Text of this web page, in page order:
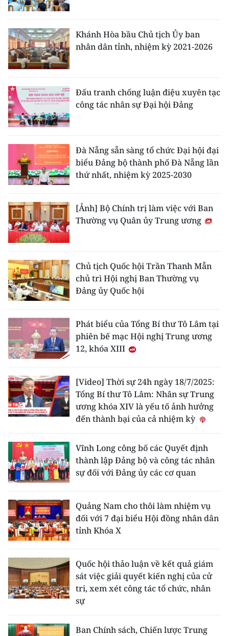
CÁC CHUYÊN TRANG
THỜI NAY
NHÂN DÂN CUỐI TUẦN
NHÂN DÂN HẰNG THÁNG
MUA BÁO
ĐỌC BÁO IN
ENGLISH
中文
FRANÇAIS
ESPAÑOL
한국어
Khánh Hòa bầu Chủ tịch Ủy ban
nhân dân tỉnh, nhiệm kỳ 2021-2026
Đấu tranh chống luận điệu xuyên tạc
công tác nhân sự Đại hội Đảng
Đà Nẵng sẵn sàng tổ chức Đại hội đại
biểu Đảng bộ thành phố Đà Nẵng lần
thứ nhất, nhiệm kỳ 2025-2030
[Ảnh] Bộ Chính trị làm việc với Ban
Thường vụ Quân ủy Trung ương
Chủ tịch Quốc hội Trần Thanh Mẫn
chủ trì Hội nghị Ban Thường vụ
Đảng ủy Quốc hội
Phát biểu của Tổng Bí thư Tô Lâm tại
phiên bế mạc Hội nghị Trung ương
12, khóa XIII
[Video] Thời sự 24h ngày 18/7/2025:
Tổng Bí thư Tô Lâm: Nhân sự Trung
ương khóa XIV là yếu tố ảnh hưởng
đến thành bại của cả nhiệm kỳ
Vĩnh Long công bố các Quyết định
thành lập Đảng bộ và công tác nhân
sự đối với Đảng ủy các cơ quan
Quảng Nam cho thôi làm nhiệm vụ
đối với 7 đại biểu Hội đồng nhân dân
tỉnh Khóa X
Quốc hội thảo luận về kết quả giám
sát việc giải quyết kiến nghị của cử
tri, xem xét công tác tổ chức, nhân
sự
Ban Chính sách, Chiến lược Trung